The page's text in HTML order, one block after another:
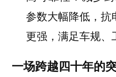
参数大幅降低，抗
更强，满足车规、
一场跨越四十年的